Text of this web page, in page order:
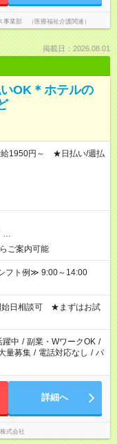
業部 （医療福祉介護関連）
掲載日：2026.08.01
OK＊ホテルの
1950円～ ★日払い/週払
…
ご案内可能
始日相談可 ★まずはお試
躍中 / 副業・WワークOK /
量募集 / 電話対応なし / パ
詳細へ
式会社